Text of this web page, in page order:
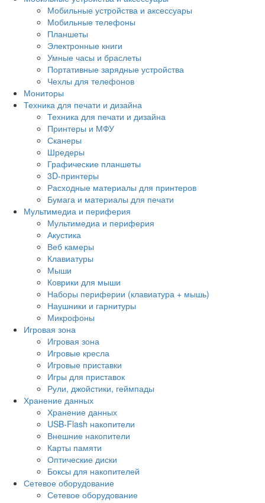
Мобильные устройства и аксессуары
Мобильные телефоны
Планшеты
Электронные книги
Умные часы и браслеты
Портативные зарядные устройства
Чехлы для телефонов
Мониторы
Техника для печати и дизайна
Техника для печати и дизайна
Принтеры и МФУ
Сканеры
Шредеры
Графические планшеты
3D-принтеры
Расходные материалы для принтеров
Бумага и материалы для печати
Мультимедиа и периферия
Мультимедиа и периферия
Акустика
Веб камеры
Клавиатуры
Мыши
Коврики для мыши
Наборы периферии (клавиатура + мышь)
Наушники и гарнитуры
Микрофоны
Игровая зона
Игровая зона
Игровые кресла
Игровые приставки
Игры для приставок
Рули, джойстики, геймпады
Хранение данных
Хранение данных
USB-Flash накопители
Внешние накопители
Карты памяти
Оптические диски
Боксы для накопителей
Сетевое оборудование
Сетевое оборудование